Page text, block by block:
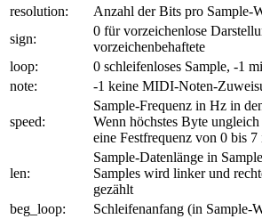
resolution:
Anzahl der Bits pro Sample-
sign:
0 für vorzeichenlose
vorzeichenbehaftete
loop:
0 schleifenloses Sample, -1
note:
-1 keine MIDI-Noten-
speed:
Sample-Frequenz in Hz in
Wenn höchstes Byte
eine Festfrequenz von 0 bis
len:
Sample-Datenlänge in
Samples wird linker und
gezählt
beg_loop:
Schleifenanfang (in Sample-